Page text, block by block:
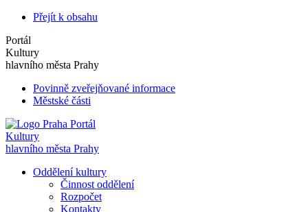
Přejít k obsahu
Portál
Kultury
hlavního města Prahy
Povinně zveřejňované informace
Městské části
Portál
Kultury
hlavního města Prahy
Oddělení kultury
Činnost oddělení
Rozpočet
Kontakty